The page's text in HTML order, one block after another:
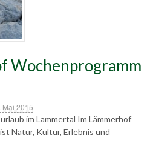
Wochenprogramm
Mai 2015
im Lammertal Im Lämmerhof
Natur, Kultur, Erlebnis und